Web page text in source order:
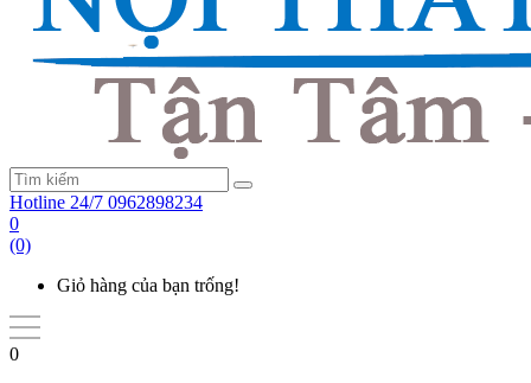
Hotline 24/7 0962898234
0
(0)
Giỏ hàng của bạn trống!
0